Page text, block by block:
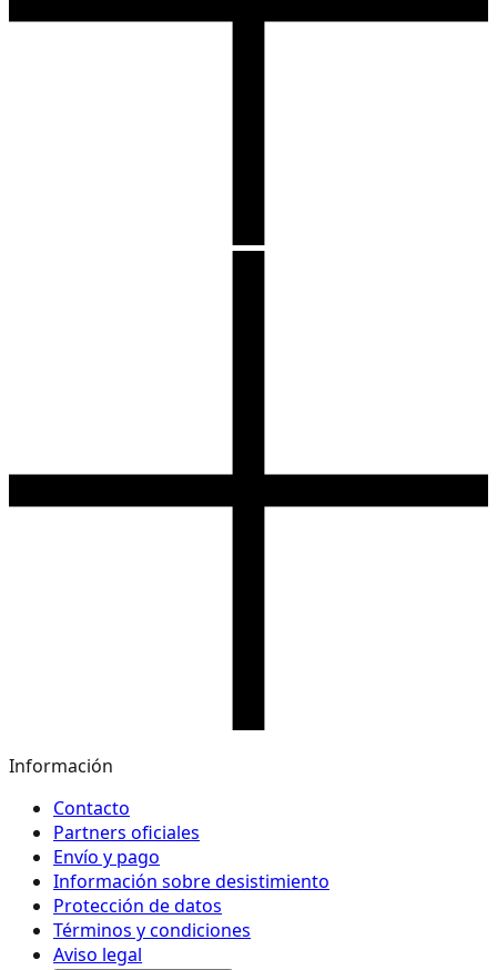
Información
Contacto
Partners oficiales
Envío y pago
Información sobre desistimiento
Protección de datos
Términos y condiciones
Aviso legal